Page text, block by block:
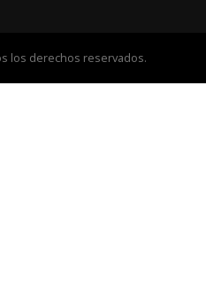
los derechos reservados.